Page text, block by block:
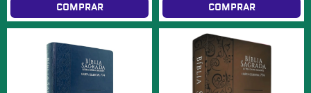
COMPRAR COMPRAR